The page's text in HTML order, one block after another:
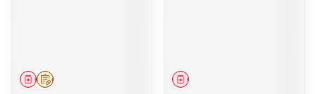
Op voorschrift
Geneesmiddel Geneesmiddel